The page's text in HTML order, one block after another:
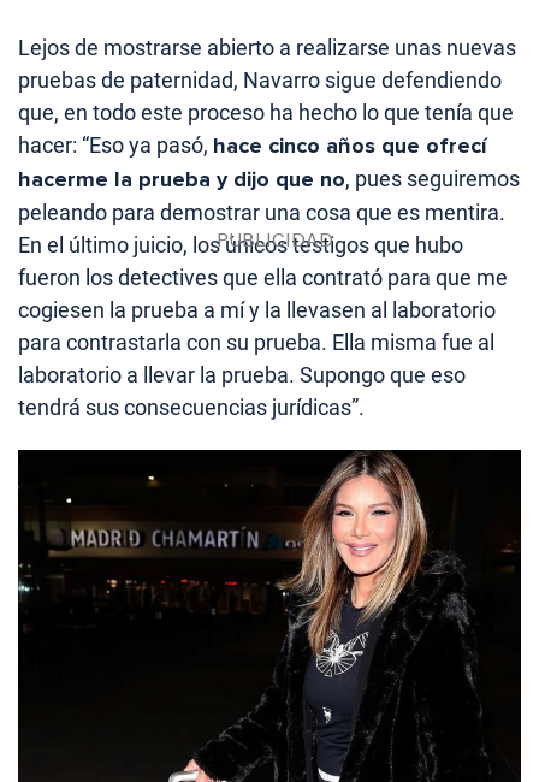
Lejos de mostrarse abierto a realizarse unas nuevas
pruebas de paternidad, Navarro sigue defendiendo
que, en todo este proceso ha hecho lo que tenía que
hacer: “Eso ya pasó, hace cinco años que ofrecí
hacerme la prueba y dijo que no, pues seguiremos
peleando para demostrar una cosa que es mentira.
En el último juicio, los únicos testigos que hubo
fueron los detectives que ella contrató para que me
cogiesen la prueba a mí y la llevasen al laboratorio
para contrastarla con su prueba. Ella misma fue al
laboratorio a llevar la prueba. Supongo que eso
tendrá sus consecuencias jurídicas”.